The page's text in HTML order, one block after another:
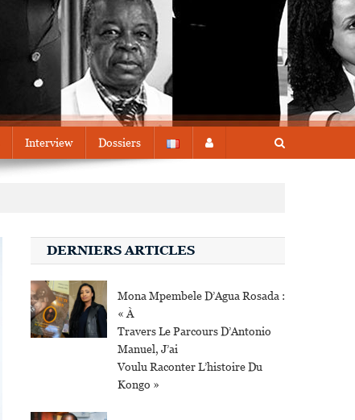
Interview Dossiers
DERNIERS ARTICLES
Mona Mpembele D’Agua Rosada :
« À
Travers Le Parcours D’Antonio
Manuel, J’ai
Voulu Raconter L’histoire Du
Kongo »